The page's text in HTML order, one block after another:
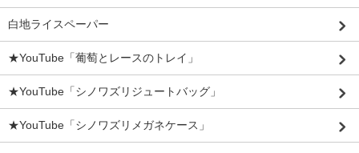
白地ライスペーパー
★YouTube「葡萄とレースのトレイ」
★YouTube「シノワズリジュートバッグ」
★YouTube「シノワズリメガネケース」